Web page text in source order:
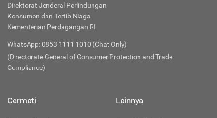
Direktorat Jenderal Perlindungan
Konsumen dan Tertib Niaga
Kementerian Perdagangan RI
WhatsApp: 0853 1111 1010 (Chat Only)
(Directorate General of Consumer Protection and Trade
Compliance)
Cermati Lainnya